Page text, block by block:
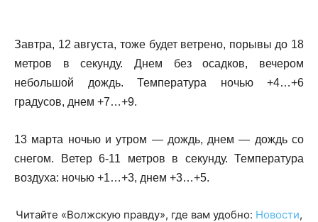
Завтра, 12 августа, тоже будет ветрено, порывы до 18
метров в секунду. Днем без осадков, вечером
небольшой дождь. Температура ночью +4…+6
градусов, днем +7…+9.
13 марта ночью и утром — дождь, днем — дождь со
снегом. Ветер 6-11 метров в секунду. Температура
воздуха: ночью +1…+3, днем +3…+5.
Читайте «Волжскую правду», где вам удобно: Новости,